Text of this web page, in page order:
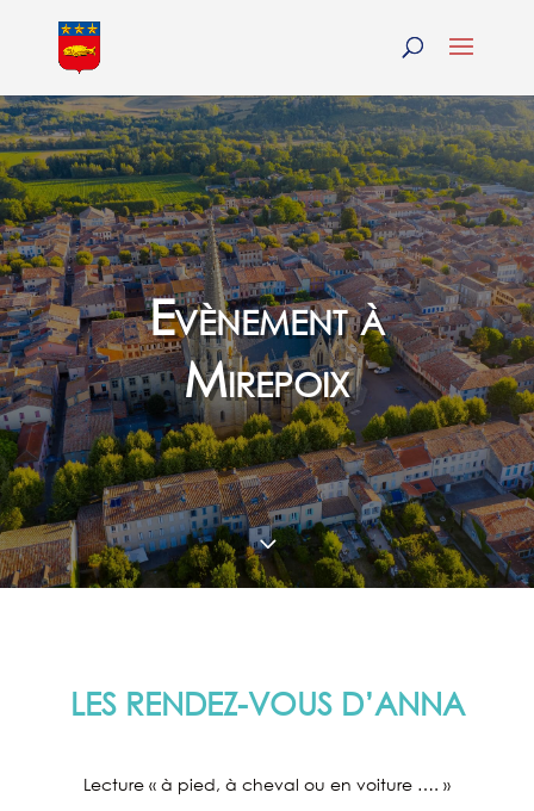
Evènement à
Mirepoix
3
LES RENDEZ-VOUS D’ANNA
Lecture « à pied, à cheval ou en voiture …. »